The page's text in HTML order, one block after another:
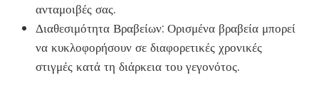
ανταμοιβές σας.
Διαθεσιμότητα Βραβείων: Ορισμένα βραβεία μπορεί
να κυκλοφορήσουν σε διαφορετικές χρονικές
στιγμές κατά τη διάρκεια του γεγονότος.